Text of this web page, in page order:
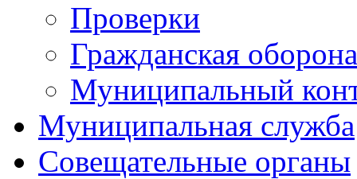
Проверки
Гражданская
Муниципальный
Муниципальная служба
Совещательные органы